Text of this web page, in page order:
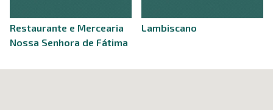
Restaurante e Mercearia
Nossa Senhora de Fátima
Lambiscano